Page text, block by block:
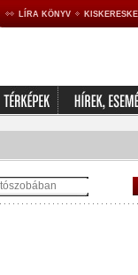
LÍRA KÖNYV